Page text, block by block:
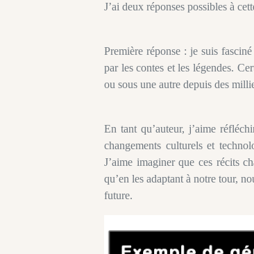
J’ai deux réponses possibles à
Première réponse : je suis
par les contes et les légendes.
ou sous une autre depuis des
En tant qu’auteur, j’aime
changements culturels et
J’aime imaginer que ces récits
qu’en les adaptant à notre tour,
future.